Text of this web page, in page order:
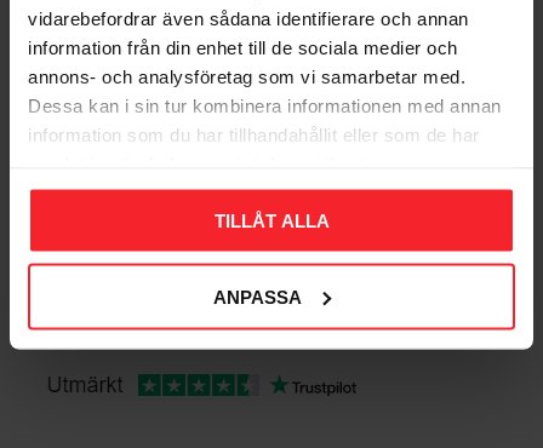
vidarebefordrar även sådana identifierare och annan
information från din enhet till de sociala medier och
annons- och analysföretag som vi samarbetar med.
Dessa kan i sin tur kombinera informationen med annan
information som du har tillhandahållit eller som de har
TILLÅT ALLA
ANPASSA
Bedømmelser
Dig
Bliv den første, der giver en bedømmelse.